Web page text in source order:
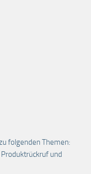
folgenden Themen:
und